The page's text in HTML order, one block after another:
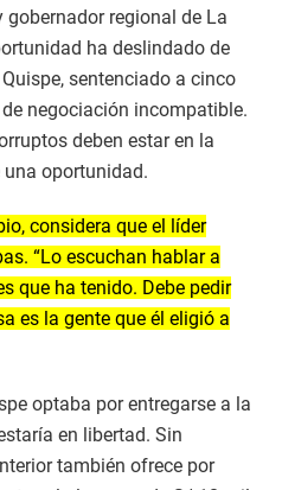
gobernador regional de La
ha deslindado de
sentenciado a cinco
negociación incompatible.
deben estar en la
una oportunidad.
considera que el líder
“Lo escuchan hablar a
que ha tenido. Debe pedir
es la gente que él eligió a
optaba por entregarse a la
en libertad. Sin
también ofrece por